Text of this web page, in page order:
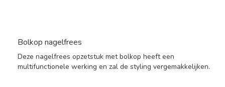
Bolkop nagelfrees
Deze nagelfrees opzetstuk met bolkop heeft een
multifunctionele werking en zal de styling vergemakkelijken.